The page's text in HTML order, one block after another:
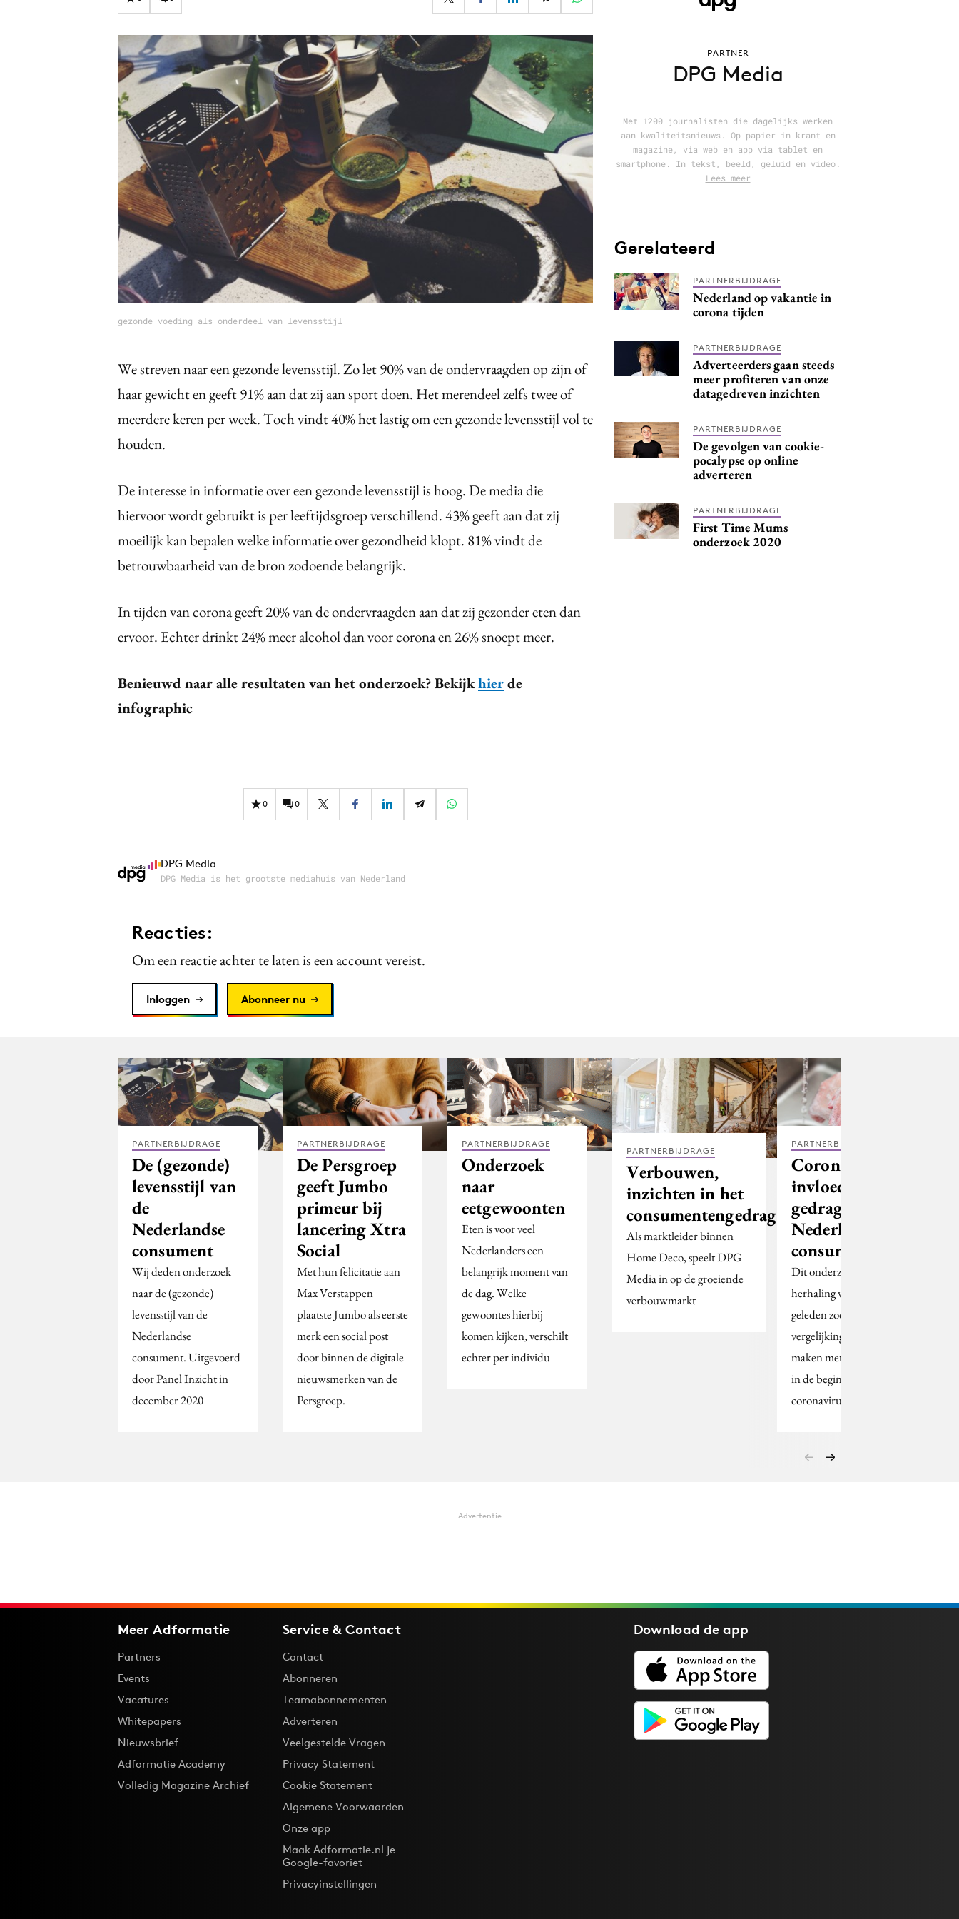
Influencer marketing
Interne communicatie
Martech
Reputatie & crisis
gezonde voeding als onderdeel van levensstijl
We streven naar een gezonde levensstijl. Zo let 90% van de ondervraagden op zijn of
haar gewicht en geeft 91% aan dat zij aan sport doen. Het merendeel zelfs twee of
meerdere keren per week. Toch vindt 40% het lastig om een gezonde levensstijl vol te
houden.
De interesse in informatie over een gezonde levensstijl is hoog. De media die
hiervoor wordt gebruikt is per leeftijdsgroep verschillend. 43% geeft aan dat zij
moeilijk kan bepalen welke informatie over gezondheid klopt. 81% vindt de
betrouwbaarheid van de bron zodoende belangrijk.
In tijden van corona geeft 20% van de ondervraagden aan dat zij gezonder eten dan
ervoor. Echter drinkt 24% meer alcohol dan voor corona en 26% snoept meer.
Benieuwd naar alle resultaten van het onderzoek? Bekijkhierde
infographic
0 0
DPG Media
DPG Media is het grootste mediahuis van Nederland
Reacties:
Om een reactie achter te laten is een account vereist.
Inloggen Abonneer nu
PARTNER
DPG Media
Met 1200 journalisten die dagelijks werken
aan kwaliteitsnieuws. Op papier in krant en
magazine, via web en app via tablet en
smartphone. In tekst, beeld, geluid en video.
Lees meer
Gerelateerd
PARTNERBIJDRAGE
Nederland op vakantie in
corona tijden
PARTNERBIJDRAGE
Adverteerders gaan steeds
meer profiteren van onze
datagedreven inzichten
PARTNERBIJDRAGE
De gevolgen van cookie-
pocalypse op online
adverteren
PARTNERBIJDRAGE
First Time Mums
onderzoek 2020
PARTNERBIJDRAGE
De (gezonde)
levensstijl van
de
Nederlandse
consument
Wij deden onderzoek
naar de (gezonde)
levensstijl van de
Nederlandse
consument. Uitgevoerd
door Panel Inzicht in
december 2020
PARTNERBIJDRAGE
De Persgroep
geeft Jumbo
primeur bij
lancering Xtra
Social
Met hun felicitatie aan
Max Verstappen
plaatste Jumbo als eerste
merk een social post
door binnen de digitale
nieuwsmerken van de
Persgroep.
PARTNERBIJDRAGE
Onderzoek
naar
eetgewoonten
Eten is voor veel
Nederlanders een
belangrijk moment van
de dag. Welke
gewoontes hierbij
komen kijken, verschilt
echter per individu
PARTNERBIJDRAGE
Verbouwen,
inzichten in het
consumentengedrag
Als marktleider binnen
Home Deco, speelt DPG
Media in op de groeiende
verbouwmarkt
PARTNERBIJDRAGE
Corona,
invloed op het
gedrag van de
Nederlandse
consument
Dit onderzoek is een
herhaling van 3 weken
geleden zodat we een
vergelijking kunnen
maken met het gedrag
in de beginfase van het
coronavirus
Advertentie
Meer Adformatie
Partners
Events
Vacatures
Whitepapers
Nieuwsbrief
Adformatie Academy
Volledig Magazine Archief
Service & Contact
Contact
Abonneren
Teamabonnementen
Adverteren
Veelgestelde Vragen
Privacy Statement
Cookie Statement
Algemene Voorwaarden
Onze app
Maak Adformatie.nl je
Google-favoriet
Privacyinstellingen
Download deapp